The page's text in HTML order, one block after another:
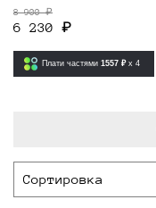
8 900 ₽
6 230 ₽
Плати частями 1557 ₽ x 4